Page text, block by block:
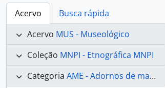
Acervo
Busca rápida
Acervo MUS - Museológico
Coleção MNPI - Etnográfica MNPI
Categoria AME - Adornos de materiais ecléticos, indumentária e toucador